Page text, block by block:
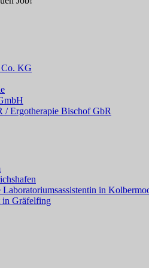
KG
/ Ergotherapie Bischof GbR
in
in Gräfelfing